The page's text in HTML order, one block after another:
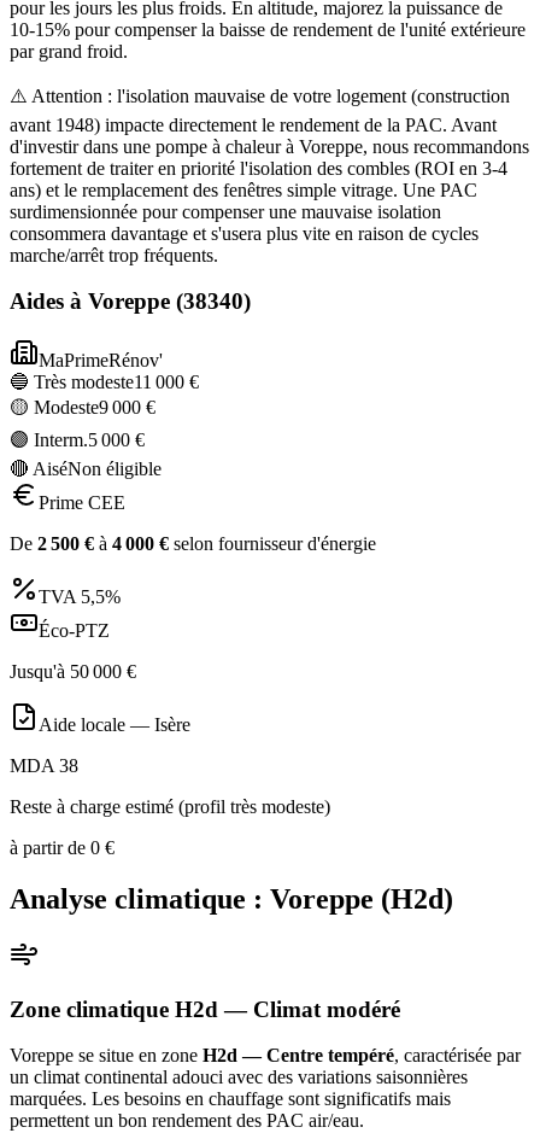
pour les jours les plus froids. En altitude, majorez la puissance de
10-15% pour compenser la baisse de rendement de l'unité extérieure
par grand froid.
⚠️ Attention : l'isolation mauvaise de votre logement (construction
avant 1948) impacte directement le rendement de la PAC. Avant
d'investir dans une pompe à chaleur à Voreppe, nous recommandons
fortement de traiter en priorité l'isolation des combles (ROI en 3-4
ans) et le remplacement des fenêtres simple vitrage. Une PAC
surdimensionnée pour compenser une mauvaise isolation
consommera davantage et s'usera plus vite en raison de cycles
marche/arrêt trop fréquents.
Aides à Voreppe (38340)
MaPrimeRénov'
🔵 Très modeste11 000 €
🟡 Modeste9 000 €
🟣 Interm.5 000 €
🔴 AiséNon éligible
Prime CEE
De 2 500 € à 4 000 € selon fournisseur d'énergie
TVA 5,5%
Éco-PTZ
Jusqu'à 50 000 €
Aide locale — Isère
MDA 38
Reste à charge estimé (profil très modeste)
à partir de 0 €
Analyse climatique : Voreppe (H2d)
Zone climatique H2d — Climat modéré
Voreppe se situe en zone H2d — Centre tempéré, caractérisée par
un climat continental adouci avec des variations saisonnières
marquées. Les besoins en chauffage sont significatifs mais
permettent un bon rendement des PAC air/eau.